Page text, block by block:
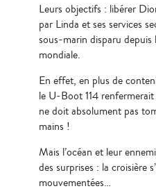
Leurs objectifs : libérer
par Linda et ses services
sous-marin disparu
mondiale.
En effet, en plus de
le U-Boot 114
ne doit absolument pas
mains !
Mais l’océan et leur
des surprises : la croisière
mouvementées…